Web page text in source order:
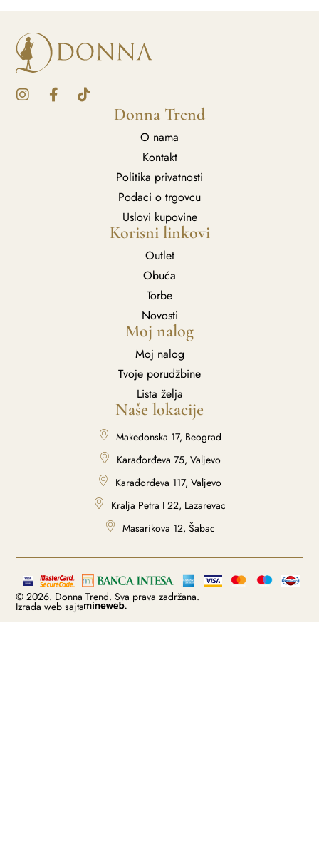
Donna Trend
O nama
Kontakt
Politika privatnosti
Podaci o trgovcu
Uslovi kupovine
Korisni linkovi
Outlet
Obuća
Torbe
Novosti
Moj nalog
Moj nalog
Tvoje porudžbine
Lista želja
Naše lokacije
Makedonska 17, Beograd
Karađorđeva 75, Valjevo
Karađorđeva 117, Valjevo
Kralja Petra I 22, Lazarevac
Masarikova 12, Šabac
© 2026. Donna Trend. Sva prava zadržana.
Izrada web sajta